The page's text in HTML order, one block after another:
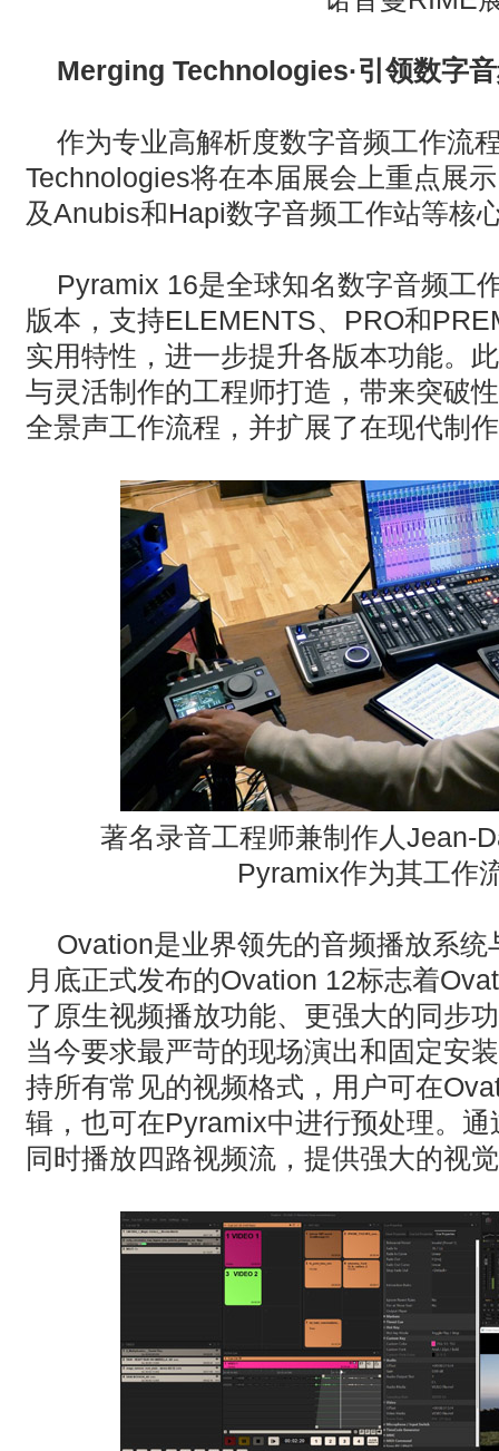
Merging Technologies·引领数字
作为专业高解析度数字音频工作流
Technologies将在本届展会上重点展
及Anubis和Hapi数字音频工作站等核
Pyramix 16是全球知名数字音频工
版本，支持ELEMENTS、PRO和
实用特性，进一步提升各版本功能。
与灵活制作的工程师打造，带来突破
全景声工作流程，并扩展了在现代制
著名录音工程师兼制作人Jean-
Pyramix作为其工作
Ovation是业界领先的音频播放系
月底正式发布的Ovation 12标志着
了原生视频播放功能、更强大的同步
当今要求最严苛的现场演出和固定安
持所有常见的视频格式，用户可在
辑，也可在Pyramix中进行预处理。
同时播放四路视频流，提供强大的视